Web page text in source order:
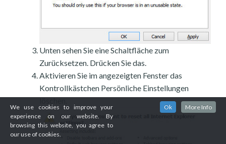
Unten sehen Sie eine Schaltfläche zum
Zurücksetzen. Drücken Sie das.
Aktivieren Sie im angezeigten Fenster das
Kontrollkästchen Persönliche Einstellungen
löschen.
We use cookies to improve your
experience on our website. By
browsing this website, you agree to
our use of cookies.
Ok More Info